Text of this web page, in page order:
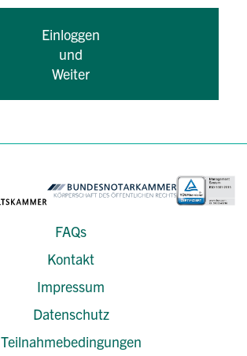
Einloggen
und
Weiter
FAQs
Kontakt
Impressum
Datenschutz
Teilnahmebedingungen